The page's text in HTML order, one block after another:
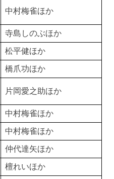
中村梅雀ほか
寺島しのぶほか
松平健ほか
橋爪功ほか
片岡愛之助ほか
中村梅雀ほか
中村梅雀ほか
仲代達矢ほか
檀れいほか